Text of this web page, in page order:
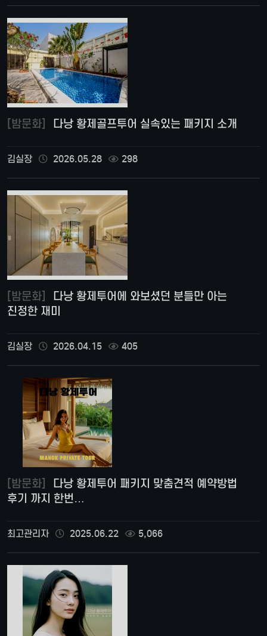
[밤문화] 다낭 황제골프투어 실속있는 패키지 소개
김실장 2026.05.28 298
[밤문화]
진정한 재미
김실장 2026.04.15 405
[밤문화]
후기 까지 한번…
최고관리자 2025.06.22 5,066